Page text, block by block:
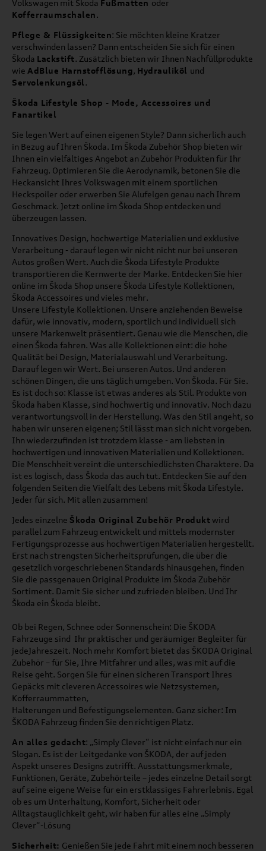
Volkswagen mit Škoda Fußmatten oder
Kofferraumschalen.
Pflege & Flüssigkeiten: Sie möchten kleine Kratzer
verschwinden lassen? Dann entscheiden Sie sich für einen
Škoda Lackstift. Zusätzlich bieten wir Ihnen Nachfüllprodukte
wie AdBlue Harnstofflösung, Hydrauliköl und
Servolenkungsöl.
Škoda Lifestyle Shop - Mode, Accessoires und
Fanartikel
Sie legen Wert auf einen eigenen Style? Dann sicherlich auch
in Bezug auf Ihren Škoda. Im Škoda Zubehör Shop bieten wir
Ihnen ein vielfältiges Angebot an Zubehör Produkten für Ihr
Fahrzeug. Optimieren Sie die Aerodynamik, betonen Sie die
Heckansicht Ihres Volkswagen mit einem sportlichen
Heckspoiler oder erwerben Sie Alufelgen genau nach Ihrem
Geschmack. Jetzt online im Škoda Shop entdecken und
überzeugen lassen.
Innovatives Design, hochwertige Materialien und exklusive
Verarbeitung - darauf legen wir nicht nicht nur bei unseren
Autos großen Wert. Auch die Škoda Lifestyle Produkte
transportieren die Kernwerte der Marke. Entdecken Sie hier
online im Škoda Shop unsere Škoda Lifestyle Kollektionen,
Škoda Accessoires und vieles mehr.
Unsere Lifestyle Kollektionen. Unsere anziehenden Beweise
dafür, wie innovativ, modern, sportlich und individuell sich
unsere Markenwelt präsentiert. Genau wie die Menschen, die
einen Škoda fahren. Was alle Kollektionen eint: die hohe
Qualität bei Design, Materialauswahl und Verarbeitung.
Darauf legen wir Wert. Bei unseren Autos. Und anderen
schönen Dingen, die uns täglich umgeben. Von Škoda. Für Sie.
Es ist doch so: Klasse ist etwas anderes als Stil. Produkte von
Škoda haben Klasse, sind hochwertig und innovativ. Noch dazu
verantwortungsvoll in der Herstellung. Was den Stil angeht, so
haben wir unseren eigenen; Stil lässt man sich nicht vorgeben.
Ihn wiederzufinden ist trotzdem klasse - am liebsten in
hochwertigen und innovativen Materialien und Kollektionen.
Die Menschheit vereint die unterschiedlichsten Charaktere. Da
ist es logisch, dass Škoda das auch tut. Entdecken Sie auf den
folgenden Seiten die Vielfalt des Lebens mit Škoda Lifestyle.
Jeder für sich. Mit allen zusammen!
Jedes einzelne Škoda Original Zubehör Produktwird
parallel zum Fahrzeug entwickelt und mittels modernster
Fertigungsprozesse aus hochwertigen Materialien hergestellt.
Erst nach strengsten Sicherheitsprüfungen, die über die
gesetzlich vorgeschriebenen Standards hinausgehen, finden
Sie die passgenauen Original Produkte im Škoda Zubehör
Sortiment. Damit Sie sicher und zufrieden bleiben. Und Ihr
Škoda ein Škoda bleibt.
Ob bei Regen, Schnee oder Sonnenschein: Die ŠKODA
Fahrzeuge sind Ihr praktischer und geräumiger Begleiter für
jedeJahreszeit. Noch mehr Komfort bietet das ŠKODA Original
Zubehör – für Sie, Ihre Mitfahrer und alles, was mit auf die
Reise geht. Sorgen Sie für einen sicheren Transport Ihres
Gepäcks mit cleveren Accessoires wie Netzsystemen,
Kofferraummatten,
Halterungen und Befestigungselementen. Ganz sicher: Im
ŠKODA Fahrzeug finden Sie den richtigen Platz.
An alles gedacht: „Simply Clever“ ist nicht einfach nur ein
Slogan. Es ist der Leitgedanke von ŠKODA, der auf jeden
Aspekt unseres Designs zutrifft. Ausstattungsmerkmale,
Funktionen, Geräte, Zubehörteile – jedes einzelne Detail sorgt
auf seine eigene Weise für ein erstklassiges Fahrerlebnis. Egal
ob es um Unterhaltung, Komfort, Sicherheit oder
Alltagstauglichkeit geht, wir haben für alles eine „Simply
Clever“-Lösung
Sicherheit: Genießen Sie jede Fahrt mit einem noch besseren